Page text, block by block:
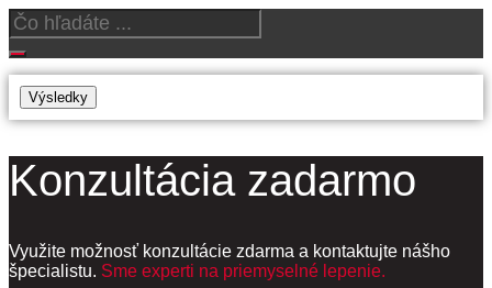
Search
...
Výsledky
Konzultácia zadarmo
Využite možnosť konzultácie zdarma a kontaktujte nášho
špecialistu. Sme experti na priemyselné lepenie.